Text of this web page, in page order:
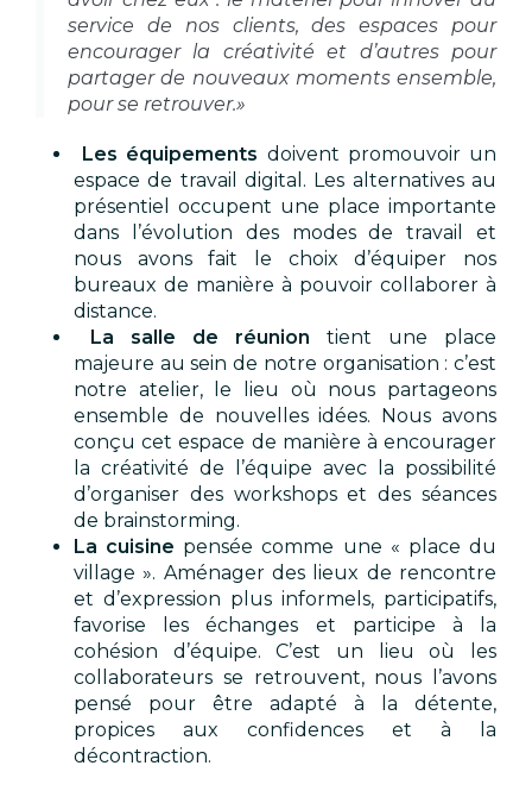
service de nos clients, des espaces pour
encourager la créativité et d’autres pour
partager de nouveaux moments ensemble,
pour se retrouver.»
Les équipements doivent promouvoir un
espace de travail digital. Les alternatives au
présentiel occupent une place importante
dans l’évolution des modes de travail et
nous avons fait le choix d’équiper nos
bureaux de manière à pouvoir collaborer à
distance.
La salle de réunion tient une place
majeure au sein de notre organisation : c’est
notre atelier, le lieu où nous partageons
ensemble de nouvelles idées. Nous avons
conçu cet espace de manière à encourager
la créativité de l’équipe avec la possibilité
d’organiser des workshops et des séances
de brainstorming.
La cuisine pensée comme une « place du
village ». Aménager des lieux de rencontre
et d’expression plus informels, participatifs,
favorise les échanges et participe à la
cohésion d’équipe. C’est un lieu où les
collaborateurs se retrouvent, nous l’avons
pensé pour être adapté à la détente,
propices aux confidences et à la
décontraction.